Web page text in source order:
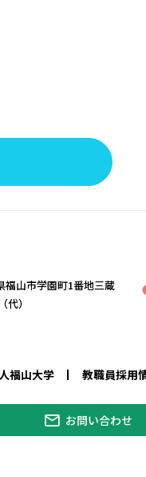
山市学園町1番地三蔵
代）
福山大学 教職員採用
お問い合わせ